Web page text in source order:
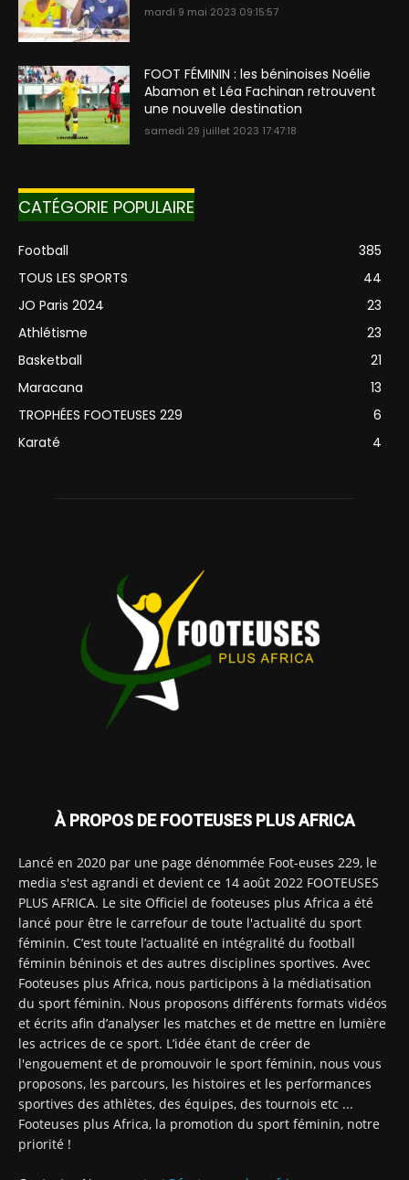
mardi 9 mai 2023 09:15:57
FOOT FÉMININ : les béninoises Noélie
Abamon et Léa Fachinan retrouvent
une nouvelle destination
samedi 29 juillet 2023 17:47:18
CATÉGORIE POPULAIRE
Football
385
TOUS LES SPORTS
44
JO Paris 2024
23
Athlétisme
23
Basketball
21
Maracana
13
TROPHÉES FOOTEUSES 229
6
Karaté
4
À PROPOS DE FOOTEUSES PLUS AFRICA
Lancé en 2020 par une page dénommée Foot-euses 229, le
media s'est agrandi et devient ce 14 août 2022 FOOTEUSES
PLUS AFRICA. Le site Officiel de footeuses plus Africa a été
lancé pour être le carrefour de toute l'actualité du sport
féminin. C’est toute l’actualité en intégralité du football
féminin béninois et des autres disciplines sportives. Avec
Footeuses plus Africa, nous participons à la médiatisation
du sport féminin. Nous proposons différents formats vidéos
et écrits afin d’analyser les matches et de mettre en lumière
les actrices de ce sport. L’idée étant de créer de
l'engouement et de promouvoir le sport féminin, nous vous
proposons, les parcours, les histoires et les performances
sportives des athlètes, des équipes, des tournois etc ...
Footeuses plus Africa, la promotion du sport féminin, notre
priorité !